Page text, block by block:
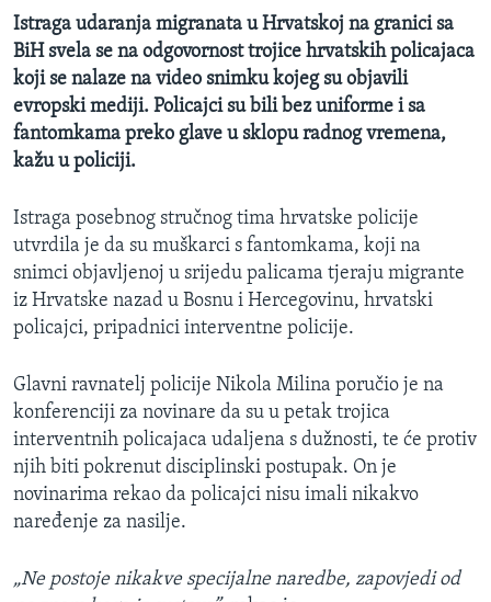
Jezici
Istraga udaranja migranata u Hrvatskoj na granici sa
BiH svela se na odgovornost trojice hrvatskih policajaca
koji se nalaze na video snimku kojeg su objavili
evropski mediji. Policajci su bili bez uniforme i sa
fantomkama preko glave u sklopu radnog vremena,
kažu u policiji.
Istraga posebnog stručnog tima hrvatske policije
utvrdila je da su muškarci s fantomkama, koji na
snimci objavljenoj u srijedu palicama tjeraju migrante
iz Hrvatske nazad u Bosnu i Hercegovinu, hrvatski
policajci, pripadnici interventne policije.
Glavni ravnatelj policije Nikola Milina poručio je na
konferenciji za novinare da su u petak trojica
interventnih policajaca udaljena s dužnosti, te će protiv
njih biti pokrenut disciplinski postupak. On je
novinarima rekao da policajci nisu imali nikakvo
naređenje za nasilje.
„Ne postoje nikakve specijalne naredbe, zapovjedi od